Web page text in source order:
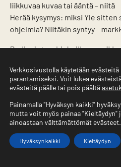
liikkuvaa kuvaa tai ääntä –
Herää kysymys: miksi Yle
ohjelmia? Niitäkin syntyy
Radio- ja tv-ohjelmilla on
yleishyödyllisiä palveluita
terveydenhuolto ja julkinen
Ohjelmakartta paljastaa,
kaikenlaista
maajussiin ja Tik Tok -
Verkkosivustolla käytetään
parantamiseksi. Voit lukea
evästeitä päälle tai pois päältä
Painamalla "Hyväksyn kaikki"
mutta voit myös painaa "Kieltäydyn"
ainoastaan välttämättömät evästeet.
Hyväksyn kaikki Kieltäydyn